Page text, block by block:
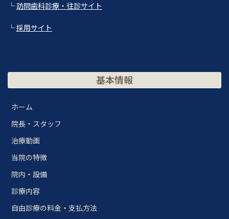
└訪問歯科診療・往診サイト
└採用サイト
基本情報
ホーム
院長・スタッフ
治療動画
当院の特徴
院内・設備
診療内容
自由診療の料金・支払方法